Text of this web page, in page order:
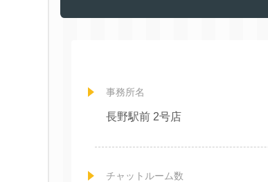
事務所名
長野駅前 2号店
チャットルーム数